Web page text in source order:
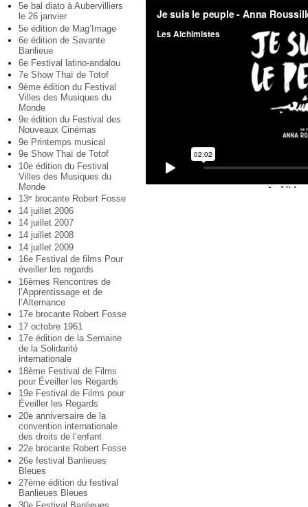
5e bal diato à Aubervilliers
le 26 janvier
5e édition de Mag’Image
6e édition de Savante
Banlieue
6e Festival latino-andalou
7e Show Thaï de Totof
9ème édition du Festival
Villes des Musiques du
Monde
9e édition du Festival des
Nouveaux Cinémas
9e Printemps musical
9e Show Thaï de Totof
10e édition du Festival
Villes des Musiques du
Monde
13e
brocante Robert Fosse
14 juillet 2006
14 juillet 2007
14 juillet 2008
14 juillet 2009
16e Festival de films Pour
éveiller les regards
16èmes Rencontres de
l’Apprentissage et de
l’Alternance
17e brocante Robert Fosse
17 octobre 1961
17e édition de la Semaine
de la Solidarité
internationale
18ème Festival de Films
pour Éveiller les Regards
19e Festival de Films pour
Éveiller les Regards
20e anniversaire de la
convention internationale
des droits de l’enfant
22e brocante Robert Fosse
26e festival Banlieues
Bleues
27ème édition du festival
Banlieues Bleues